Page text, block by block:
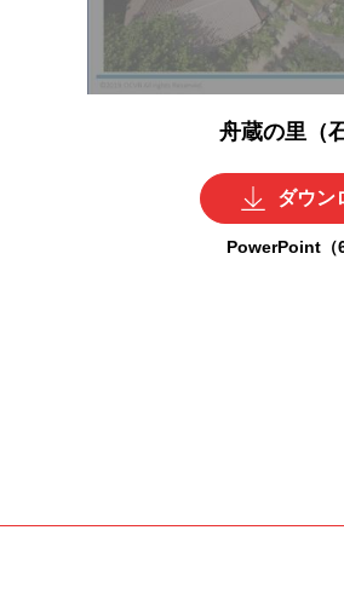
舟蔵の里（
ダウン
PowerPoint（